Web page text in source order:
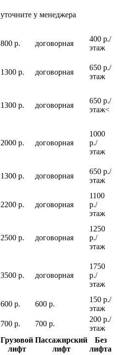
уточните у менеджера
800 р. договорная
400 р./
этаж
1300 р. договорная
650 р./
этаж
1300 р. договорная
650 р./
этаж<
2000 р. договорная
1000
р./
этаж
1300 р. договорная
650 р./
этаж
2200 р. договорная
1100
р./
этаж
2500 р. договорная
1250
р./
этаж
3500 р. договорная
1750
р./
этаж
600 р. 600 р.
150 р./
этаж
700 р. 700 р.
200 р./
этаж
Грузовой
лифт
Пассажирский
лифт
Без
лифта